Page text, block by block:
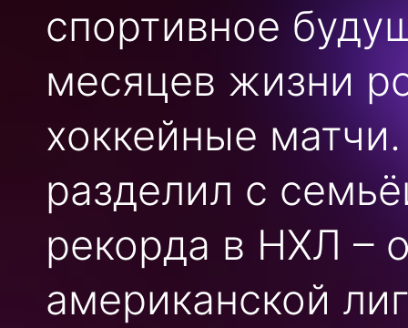
спортивное
месяцев жизни
хоккейные
разделил с
рекорда в НХЛ –
американской